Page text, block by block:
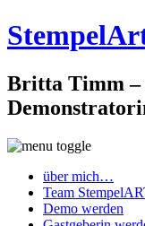
Britta Timm –
über mich…
Team
Demo werden